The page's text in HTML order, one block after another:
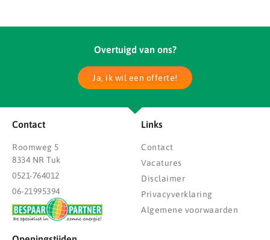
Overtuigd van ons?
Ja, ik wil een offerte!
Contact
Roomweg 5
8334 NR Tuk
0521-764012
06-21995394
Links
Contact
Vacatures
Disclaimer
Privacyverklaring
Algemene voorwaarden